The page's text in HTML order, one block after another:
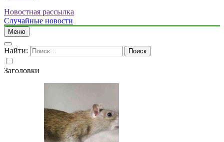
Новостная рассылка
Случайные новости
Меню
Найти:
Заголовки